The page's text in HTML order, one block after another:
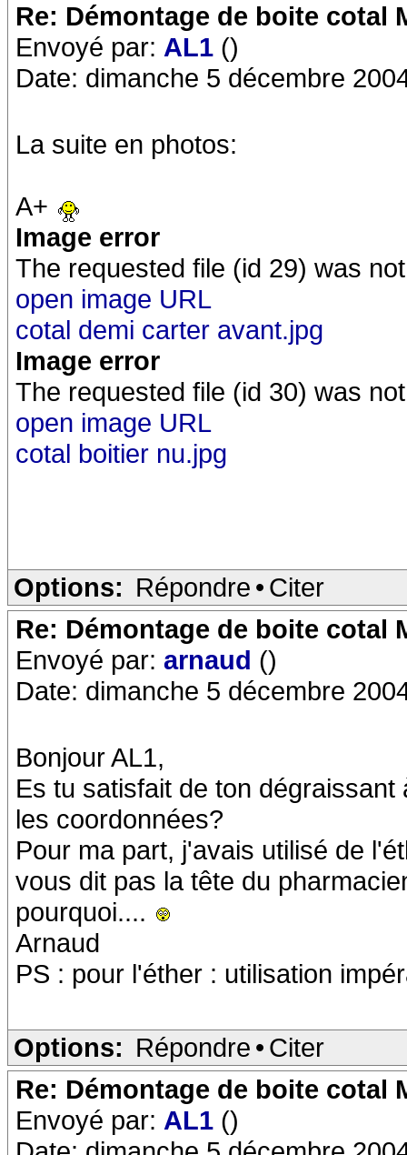
Re: Démontage de boite cotal
Envoyé par: AL1 ()
Date: dimanche 5 décembre
La suite en photos:
A+
Image error
The requested file (id 29) was
open image URL
cotal demi carter avant.jpg
Image error
The requested file (id 30) was
open image URL
cotal boitier nu.jpg
Options: Répondre • Citer
Re: Démontage de boite cotal
Envoyé par: arnaud ()
Date: dimanche 5 décembre
Bonjour AL1,
Es tu satisfait de ton
les coordonnées?
Pour ma part, j'avais utilisé de
vous dit pas la tête du
pourquoi....
Arnaud
PS : pour l'éther : utilisation
Options: Répondre • Citer
Re: Démontage de boite cotal
Envoyé par: AL1 ()